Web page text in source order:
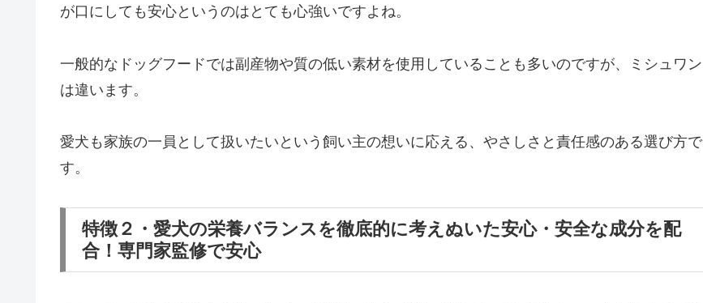
が口にしても安心というのはとても心強いですよね。
一般的なドッグフードでは副産物や質の低い素材を使用していることも多いのですが、ミシュワン
は違います。
愛犬も家族の一員として扱いたいという飼い主の想いに応える、やさしさと責任感のある選び方で
す。
特徴２・愛犬の栄養バランスを徹底的に考えぬいた安心・安全な成分を配
合！専門家監修で安心